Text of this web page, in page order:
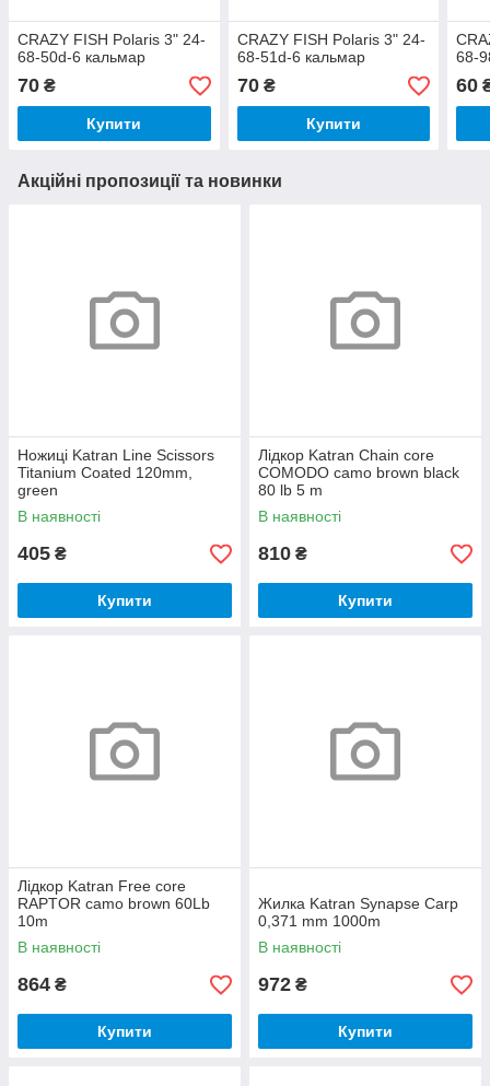
CRAZY FISH Polaris 3" 24-
68-50d-6 кальмар
70 ₴
Купити
CRAZY FISH Polaris 3" 24-
68-51d-6 кальмар
70₴
Купити
68-
60
Акційні пропозиції та новинки
Ножицi Katran Line Scissors
Titanium Coated 120mm,
green
В наявності
405 ₴
Купити
Лідкор Katran Chain core
COMODO camo brown black
80 lb 5 m
В наявності
810 ₴
Купити
Лідкор Katran Free core
RAPTOR camo brown 60Lb
10m
В наявності
864 ₴
Купити
Жилка Katran Synapse Carp
0,371 mm 1000m
В наявності
972 ₴
Купити